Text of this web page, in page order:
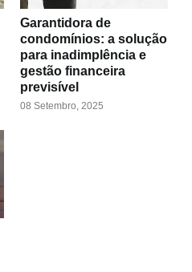
Garantidora de
condomínios: a solução
para inadimplência e
gestão financeira
previsível
08 Setembro, 2025